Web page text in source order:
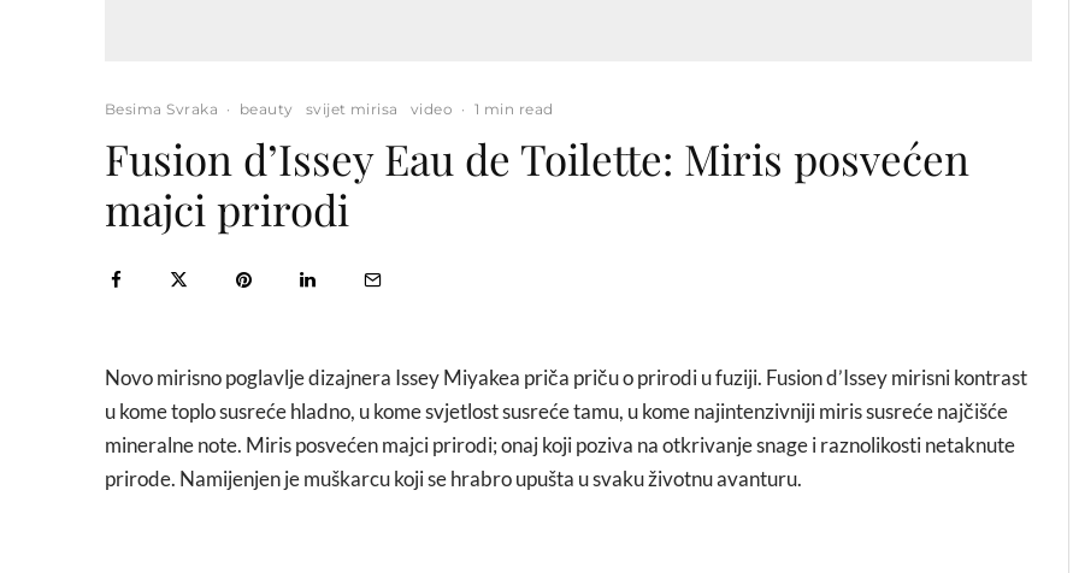
Besima Svraka · beauty svijet mirisa video · 1 min read
Fusion d’Issey Eau de Toilette: Miris posvećen
majci prirodi
Novo mirisno poglavlje dizajnera Issey Miyakea priča priču o prirodi u fuziji. Fusion d’Issey mirisni kontrast
u kome toplo susreće hladno, u kome svjetlost susreće tamu, u kome najintenzivniji miris susreće najčišće
mineralne note. Miris posvećen majci prirodi; onaj koji poziva na otkrivanje snage i raznolikosti netaknute
prirode. Namijenjen je muškarcu koji se hrabro upušta u svaku životnu avanturu.